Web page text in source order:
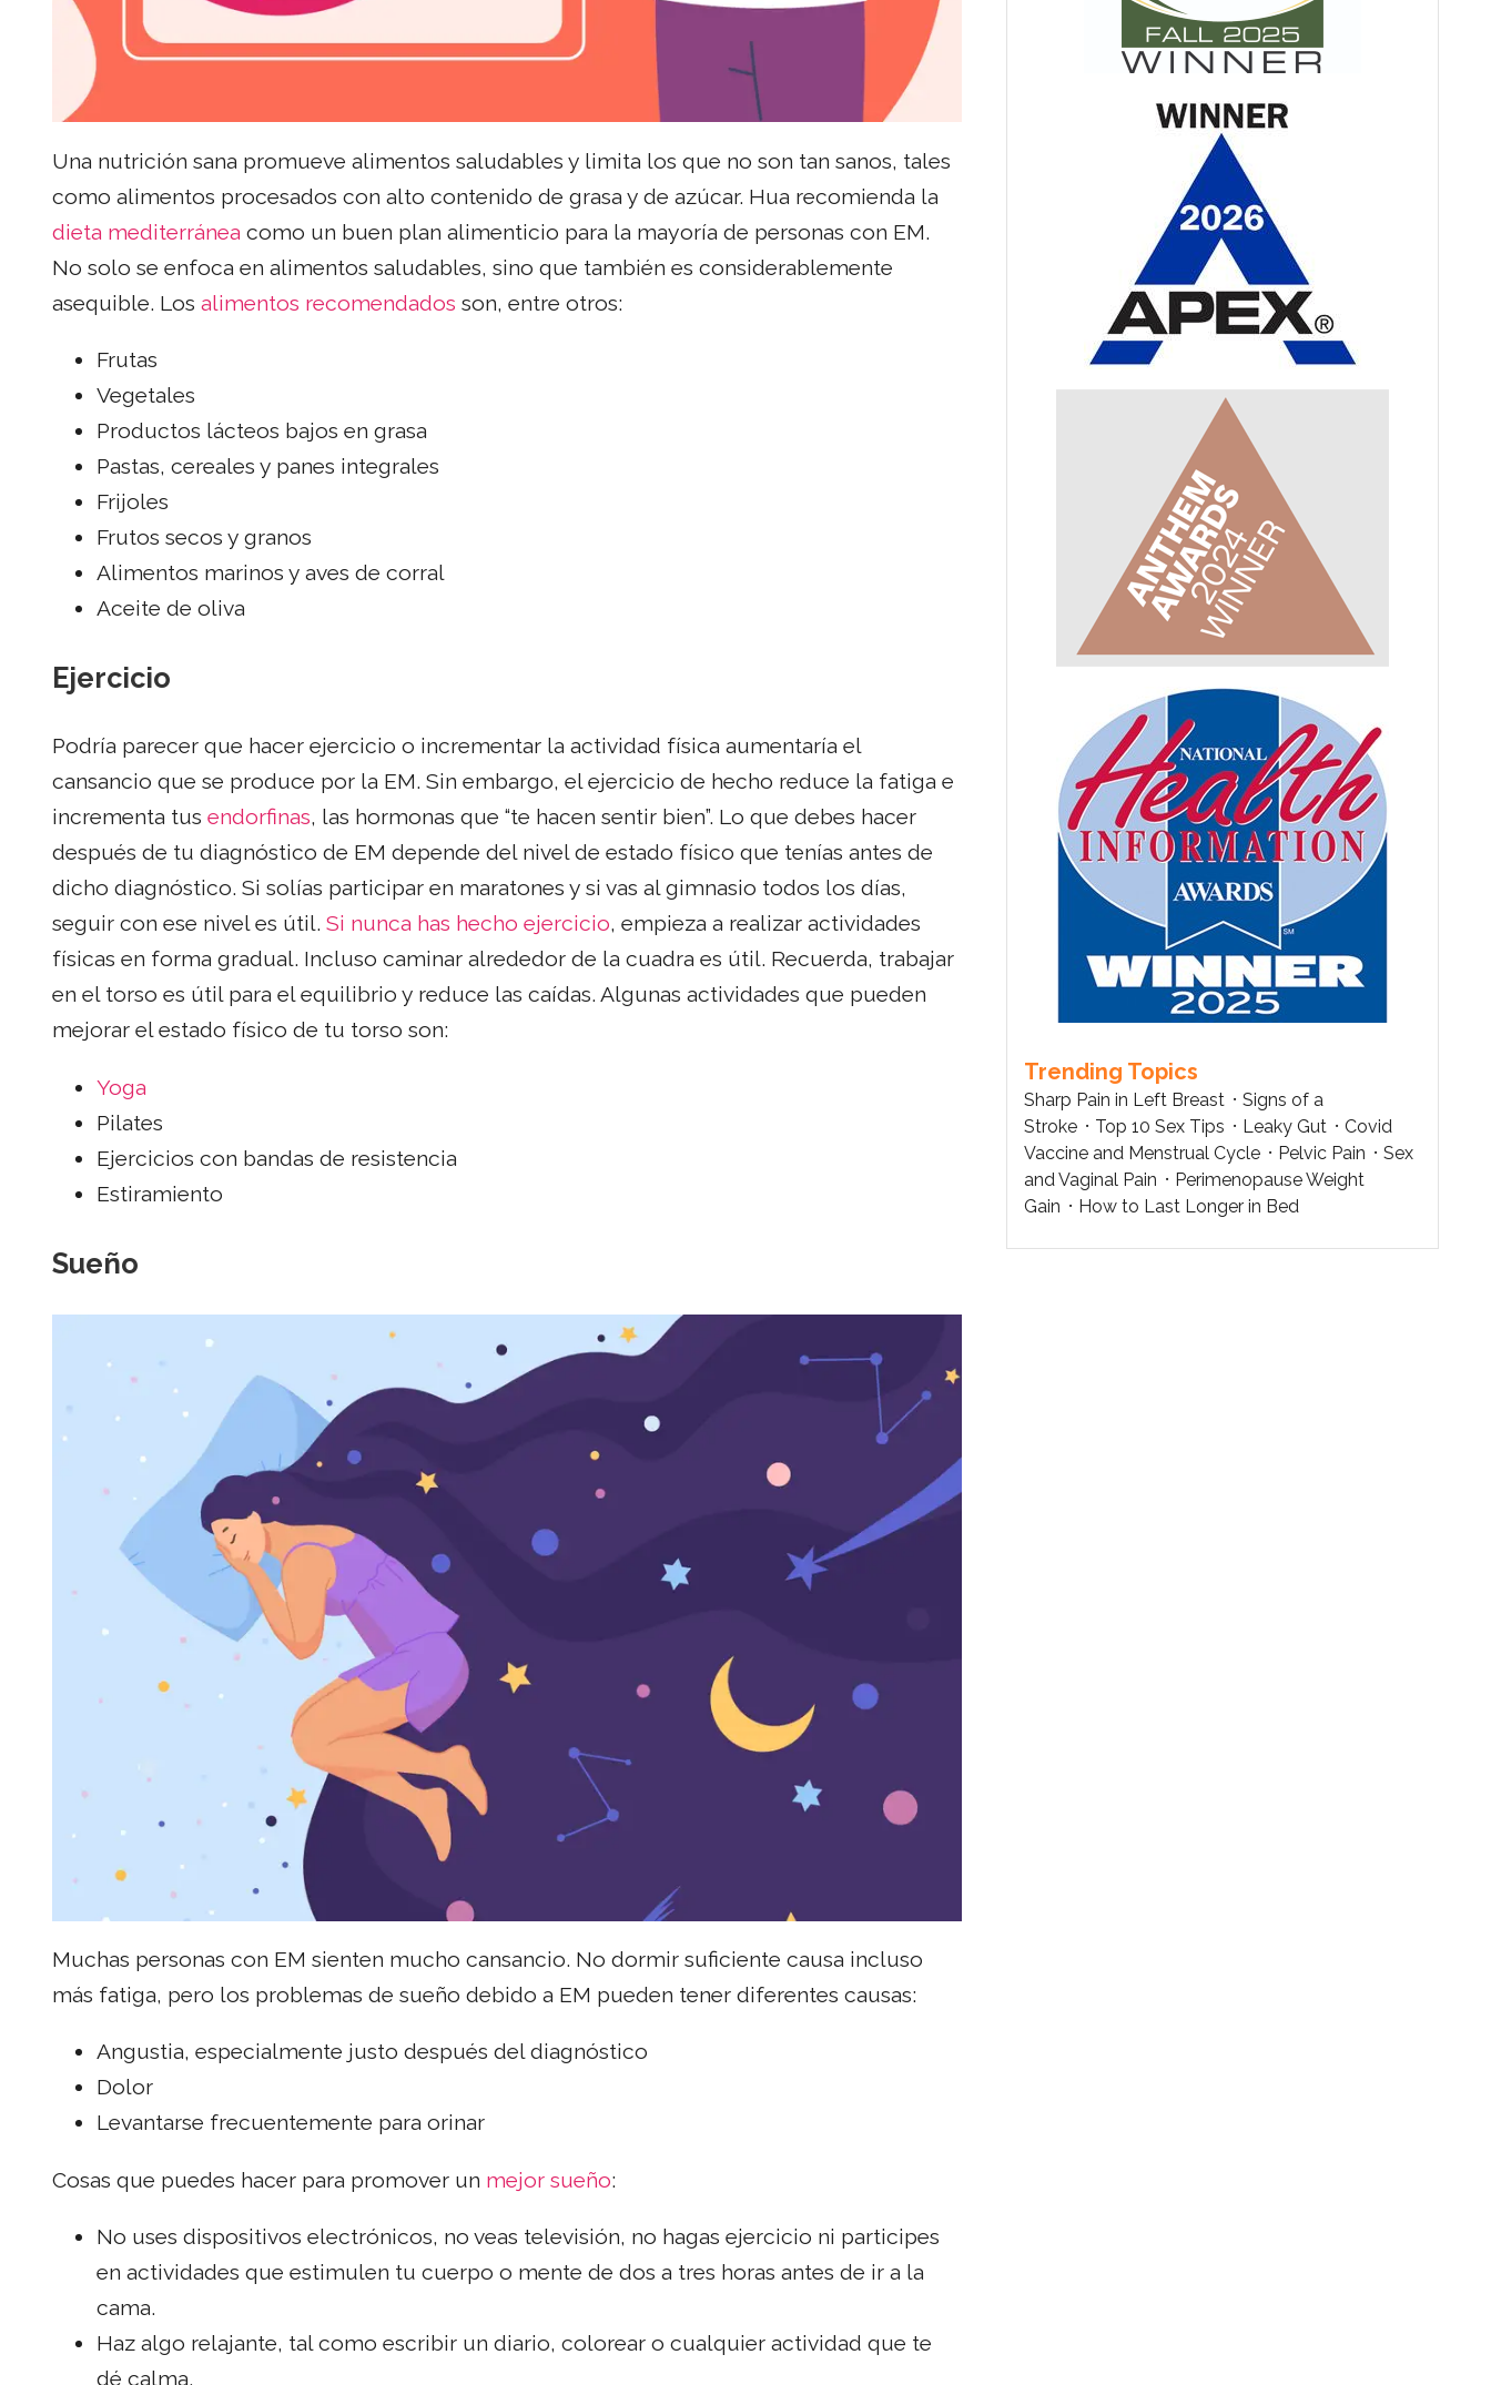
Una nutrición sana promueve alimentos saludables y limita los que no son tan sanos, tales
como alimentos procesados con alto contenido de grasa y de azúcar. Hua recomienda la
dieta mediterránea como un buen plan alimenticio para la mayoría de personas con EM.
No solo se enfoca en alimentos saludables, sino que también es considerablemente
asequible. Los alimentos recomendados son, entre otros:
Frutas
Vegetales
Productos lácteos bajos en grasa
Pastas, cereales y panes integrales
Frijoles
Frutos secos y granos
Alimentos marinos y aves de corral
Aceite de oliva
Ejercicio
Podría parecer que hacer ejercicio o incrementar la actividad física aumentaría el
cansancio que se produce por la EM. Sin embargo, el ejercicio de hecho reduce la fatiga e
incrementa tus endorfinas, las hormonas que “te hacen sentir bien”. Lo que debes hacer
después de tu diagnóstico de EM depende del nivel de estado físico que tenías antes de
dicho diagnóstico. Si solías participar en maratones y si vas al gimnasio todos los días,
seguir con ese nivel es útil. Si nunca has hecho ejercicio, empieza a realizar actividades
físicas en forma gradual. Incluso caminar alrededor de la cuadra es útil. Recuerda, trabajar
en el torso es útil para el equilibrio y reduce las caídas. Algunas actividades que pueden
mejorar el estado físico de tu torso son:
Yoga
Pilates
Ejercicios con bandas de resistencia
Estiramiento
Sueño
Muchas personas con EM sienten mucho cansancio. No dormir suficiente causa incluso
más fatiga, pero los problemas de sueño debido a EM pueden tener diferentes causas:
Angustia, especialmente justo después del diagnóstico
Dolor
Levantarse frecuentemente para orinar
Cosas que puedes hacer para promover un mejor sueño:
No uses dispositivos electrónicos, no veas televisión, no hagas ejercicio ni participes
en actividades que estimulen tu cuerpo o mente de dos a tres horas antes de ir a la
cama.
Haz algo relajante, tal como escribir un diario, colorear o cualquier actividad que te
dé calma.
Trending Topics
Sharp Pain in Left Breast
Signs of a
Stroke
Top 10 Sex Tips Leaky Gut
Covid
Vaccine and Menstrual Cycle
Pelvic Pain
Sex
and Vaginal Pain
Perimenopause Weight
Gain
How to Last Longer in Bed